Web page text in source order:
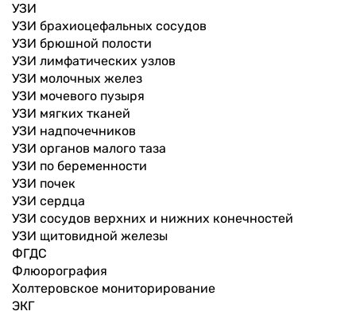
УЗИ
УЗИ брахиоцефальных сосудов
УЗИ брюшной полости
УЗИ лимфатических узлов
УЗИ молочных желез
УЗИ мочевого пузыря
УЗИ мягких тканей
УЗИ надпочечников
УЗИ органов малого таза
УЗИ по беременности
УЗИ почек
УЗИ сердца
УЗИ сосудов верхних и нижних конечностей
УЗИ щитовидной железы
ФГДС
Флюорография
Холтеровское мониторирование
ЭКГ